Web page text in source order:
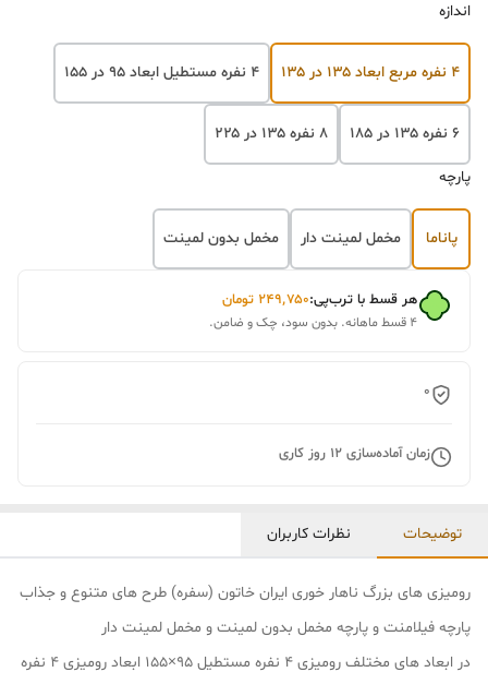
اندازه
۴ نفره مربع ابعاد ۱۳۵ در ۱۳۵ ۴ نفره مستطیل ابعاد ۹۵ در ۱۵۵
۶ نفره ۱۳۵ در ۱۸۵ ۸ نفره ۱۳۵ در ۲۲۵
پارچه
پاناما مخمل لمینت دار مخمل بدون لمینت
هر قسط با ترب‌پی:۲۴۹٬۷۵۰ تومان
۴ قسط ماهانه. بدون سود، چک و ضامن.
0
زمان آماده‌سازی 12 روز کاری
توضیحات نظرات کاربران
رومیزی های بزرگ ناهار خوری ایران خاتون (سفره) طرح های متنوع و جذاب
پارچه فیلامنت و پارچه مخمل بدون لمینت و مخمل لمینت دار
در ابعاد های مختلف رومیزی ۴ نفره مستطیل ۹۵×۱۵۵ ابعاد رومیزی ۴ نفره